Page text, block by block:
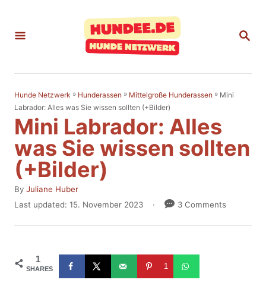
S
R
Hunde Netzwerk » Hunderassen » Mittelgroße Hunderassen » Mini
Labrador: Alles was Sie wissen sollten (+Bilder)
Mini Labrador: Alles
was Sie wissen sollten
(+Bilder)
By A
u
h
Juliane Huber
P
s
d
Last updated: 15. November 2023 3 Comments
1
SHARES 1